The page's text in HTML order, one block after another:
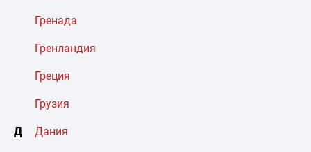
Гренада
Гренландия
Греция
Грузия
Д Дания